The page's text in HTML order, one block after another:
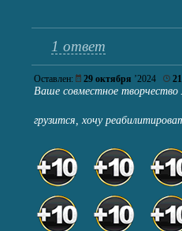
1 ответ
Оставлен: 29 октября ’2024
Ваше совместное
грузится, хочу